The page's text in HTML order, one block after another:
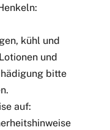
kühl und
und
bitte
auf: